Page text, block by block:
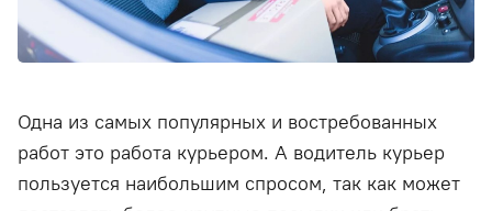
Одна из самых популярных и востребованных
работ это работа курьером. А водитель курьер
пользуется наибольшим спросом, так как может